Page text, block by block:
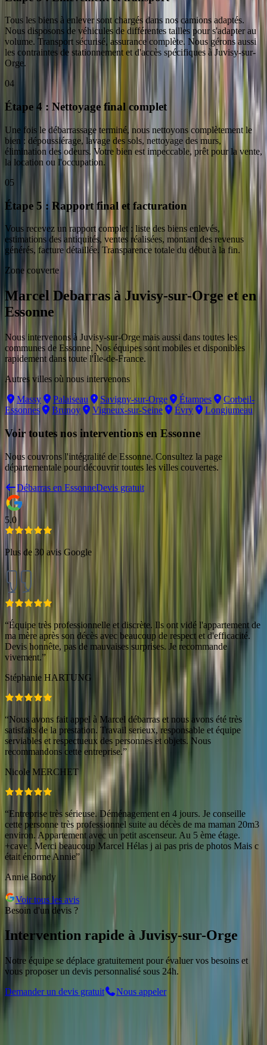
Tous les biens à enlever sont chargés dans nos camions adaptés.
Nous disposons de véhicules de différentes tailles pour s'adapter au
volume. Transport sécurisé, assurance complète. Nous gérons aussi
les contraintes de stationnement et d'accès spécifiques à Juvisy-sur-
Orge.
04
Étape 4 : Nettoyage final complet
Une fois le débarrassage terminé, nous nettoyons complètement le
bien : dépoussiérage, lavage des sols, nettoyage des murs,
élimination des odeurs. Votre bien est impeccable, prêt pour la vente,
la location ou l'occupation.
05
Étape 5 : Rapport final et facturation
Vous recevez un rapport complet : liste des biens enlevés,
estimations des antiquités, ventes réalisées, montant des revenus
générés, facture détaillée. Transparence totale du début à la fin.
Zone couverte
Marcel Debarras à Juvisy-sur-Orge et en
Essonne
Nous intervenons à Juvisy-sur-Orge mais aussi dans toutes les
communes de Essonne. Nos équipes sont mobiles et disponibles
rapidement dans toute l'Île-de-France.
Autres villes où nous intervenons
Massy
Palaiseau Savigny-sur-Orge Étampes
Corbeil-
Essonnes
Brunoy Vigneux-sur-Seine Évry Longjumeau
Voir toutes nos interventions en Essonne
Nous couvrons l'intégralité de Essonne. Consultez la page
départementale pour découvrir toutes les villes couvertes.
Débarras en EssonneDevis gratuit
5.0
Plus de 30 avis Google
“Équipe très professionnelle et discrète. Ils ont vidé l'appartement de
ma mère après son décès avec beaucoup de respect et d'efficacité.
Devis honnête, pas de mauvaises surprises. Je recommande
vivement.”
Stéphanie HARTUNG
“Nous avons fait appel à Marcel débarras et nous avons été très
satisfaits de la prestation. Travail serieux, responsable et équipe
serviables et respectueux des personnes et objets. Nous
recommandons cette entreprise.”
Nicole MERCHET
“Entreprise très sérieuse. Déménagement en 4 jours. Je conseille
cette personne très professionnel suite au décès de ma maman 20m3
environ. Appartement avec un petit ascenseur. Au 5 ème étage.
+cave . Merci beaucoup Marcel Hélas j ai pas pris de photos Mais c
était énorme Annie”
Annie Bondy
Voir tous les avis
Besoin d'un devis ?
Intervention rapide à Juvisy-sur-Orge
Notre équipe se déplace gratuitement pour évaluer vos besoins et
vous proposer un devis personnalisé sous 24h.
Demander un devis gratuit
Nous appeler